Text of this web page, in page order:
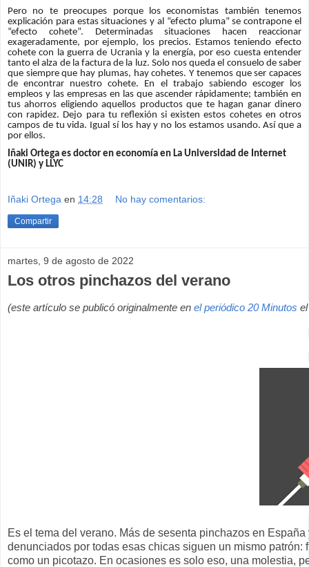
Pero no te preocupes porque los economistas también tenemos
explicación para estas situaciones y al “efecto pluma” se contrapone el
“efecto cohete”. Determinadas situaciones hacen reaccionar
exageradamente, por ejemplo, los precios. Estamos teniendo efecto
cohete con la guerra de Ucrania y la energía, por eso cuesta entender
tanto el alza de la factura de la luz. Solo nos queda el consuelo de saber
que siempre que hay plumas, hay cohetes. Y tenemos que ser capaces
de encontrar nuestro cohete. En el trabajo sabiendo escoger los
empleos y las empresas en las que ascender rápidamente; también en
tus ahorros eligiendo aquellos productos que te hagan ganar dinero
con rapidez. Dejo para tu reflexión si existen estos cohetes en otros
campos de tu vida. Igual sí los hay y no los estamos usando. Así que a
por ellos.
Iñaki Ortega es doctor en economía en La Universidad de Internet
(UNIR) y LLYC
Iñaki Ortega en 14:28 No hay comentarios:
Compartir
martes, 9 de agosto de 2022
Los otros pinchazos del verano
(este artículo se publicó originalmente en el periódico 20 Minutos
Es el tema del verano. Más de sesenta pinchazos en
denunciados por todas esas chicas siguen un mismo
como un picotazo. En ocasiones es solo eso, una molestia,